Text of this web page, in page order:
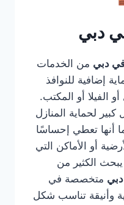
دبي
في دبي من الخدمات
إضافية للنوافذ
الفيلا أو المكتب.
لحماية المنازل
أنها تعطي إحساسًا
أو الأماكن التي
الكثير من
متخصصة في
وأنيقة تناسب شكل